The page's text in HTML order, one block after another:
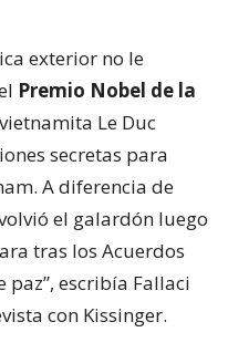
exterior no le
Premio Nobel de la
Le Duc
secretas para
A diferencia de
el galardón luego
tras los Acuerdos
paz”, escribía Fallaci
con Kissinger.